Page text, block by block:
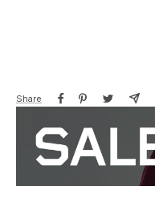
Share